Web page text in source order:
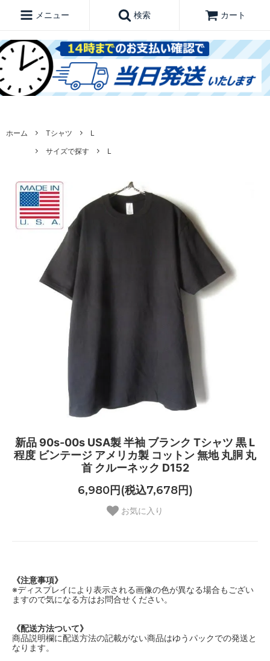
メニュー 検索 カート
ホーム Tシャツ
L
サイズで探す
L
新品 90s-00s USA製 半袖 ブランク Tシャツ 黒 L
程度 ビンテージ アメリカ製 コットン 無地 丸胴 丸
首 クルーネック D152
6,980円(税込7,678円)
お気に入り
《注意事項》
※ディスプレイにより表示される画像の色が異なる場合もござい
ますので気になる方はお問合せください。
《配送方法ついて》
商品説明欄に配送方法の記載がない商品はゆうパックでの発送と
なります。